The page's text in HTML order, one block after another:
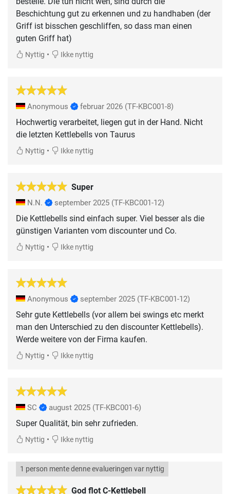
Beschichtung gut zu erkennen und zu handhaben (der
Griff ist bisschen geschliffen, so dass man einen
guten Griff hat)
Nyttig • Ikke nyttig
Anonymous februar 2026 (TF-KBC001-8)
Hochwertig verarbeitet, liegen gut in der Hand. Nicht
die letzten Kettlebells von Taurus
Nyttig • Ikke nyttig
Super
N.N. september 2025 (TF-KBC001-12)
Die Kettlebells sind einfach super. Viel besser als die
günstigen Varianten vom discounter und Co.
Nyttig • Ikke nyttig
Anonymous september 2025 (TF-KBC001-12)
Sehr gute Kettlebells (vor allem bei swings etc merkt
man den Unterschied zu den discounter Kettlebells).
Werde weitere von der Firma kaufen.
Nyttig • Ikke nyttig
SC august 2025 (TF-KBC001-6)
Super Qualität, bin sehr zufrieden.
Nyttig • Ikke nyttig
God flot C-Kettlebell
1 person mente denne evalueringen var nyttig